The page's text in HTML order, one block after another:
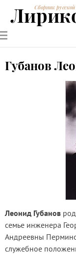
РУССКИЕ
ПОЭТЫ
Сборник
Губанов
Леонид Губанов
семье инженера
Андреевны
служебное